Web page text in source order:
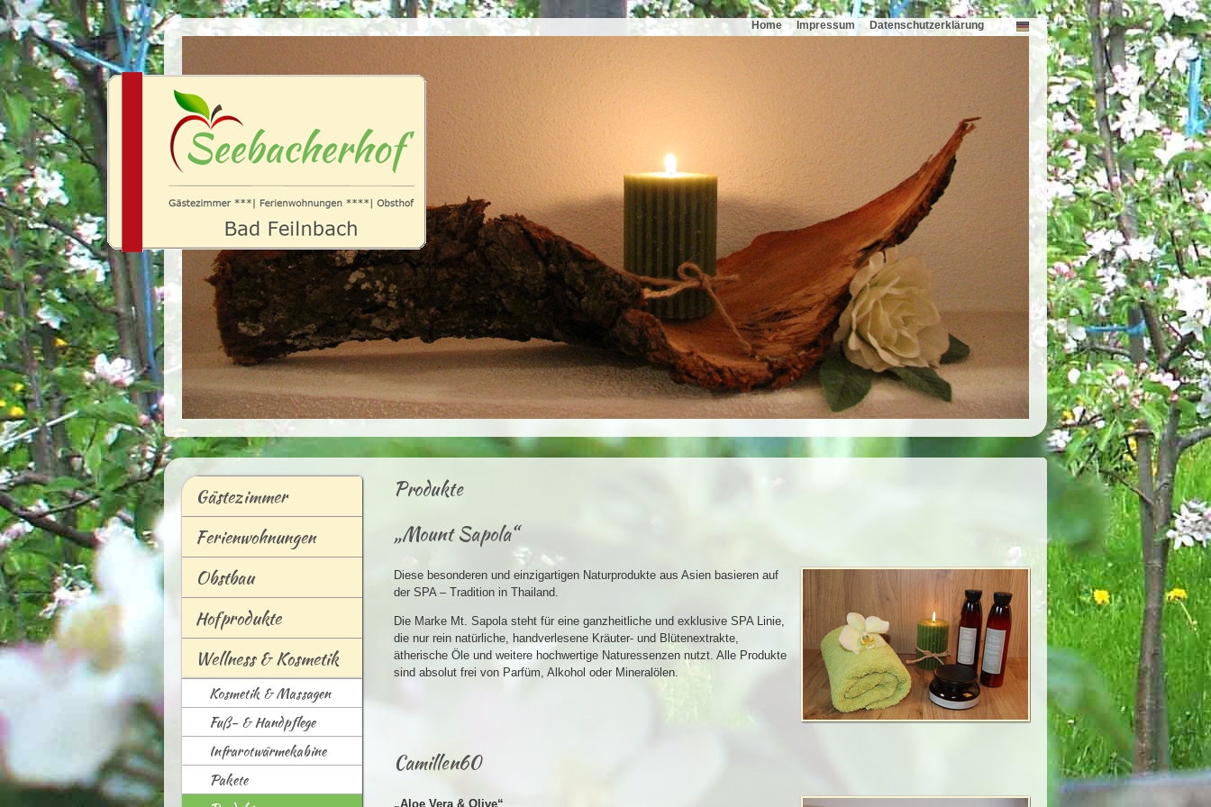
Produkte
„Mount Sapola“
Diese besonderen und einzigartigen Naturprodukte aus Asien basieren auf
der SPA – Tradition in Thailand.
Die Marke Mt. Sapola steht für eine ganzheitliche und exklusive SPA Linie,
die nur rein natürliche, handverlesene Kräuter- und Blütenextrakte,
ätherische Öle und weitere hochwertige Naturessenzen nutzt. Alle Produkte
sind absolut frei von Parfüm, Alkohol oder Mineralölen.
Camillen60
„Aloe Vera & Olive“
Gästezimmer
Ferienwohnungen
Obstbau
Hofprodukte
Wellness & Kosmetik
Kosmetik & Massagen
Fuß- & Handpflege
Infrarotwärmekabine
Pakete
Home Impressum Datenschutzerklärung